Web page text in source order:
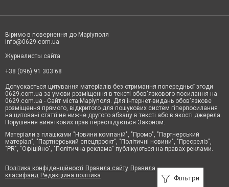
Фільтри
Віримо в повернення до Маріуполя
info@0629.com.ua
Журналисты сайта
+38 (096) 91 303 68
Допускається цитування матеріалів без отримання попередньої згоди
0629.com.ua за умови розміщення в тексті обов'язкового посилання на
0629.com.ua - Сайт міста Маріуполя. Для інтернет-видань обов'язкове
розміщення прямого, відкритого для пошукових систем гіперпосилання
на цитовані статті не нижче другого абзацу в тексті або в якості джерела.
Порушення виняткових прав переслідується Законом.
Матеріали з плашками "Новини компаній", "Промо", "Партнерський
матеріал", "Партнерський спецпроєкт", "Політичні новини", "Пресреліз",
"PR", "Офіційно", "Політична реклама" публікуються на правах реклами.
Політика конфіденційності Правила сайту Правила
класифайд Редакційна політика